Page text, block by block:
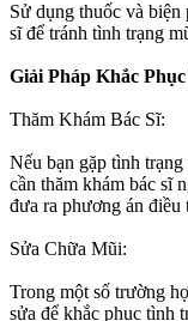
Sử dụng thuốc và biện
sĩ để tránh tình trạng
Giải Pháp Khắc
Thăm Khám Bác Sĩ:
Nếu bạn gặp tình
cần thăm khám bác sĩ
đưa ra phương án điều
Sửa Chữa Mũi:
Trong một số trường
sửa để khắc phục tình